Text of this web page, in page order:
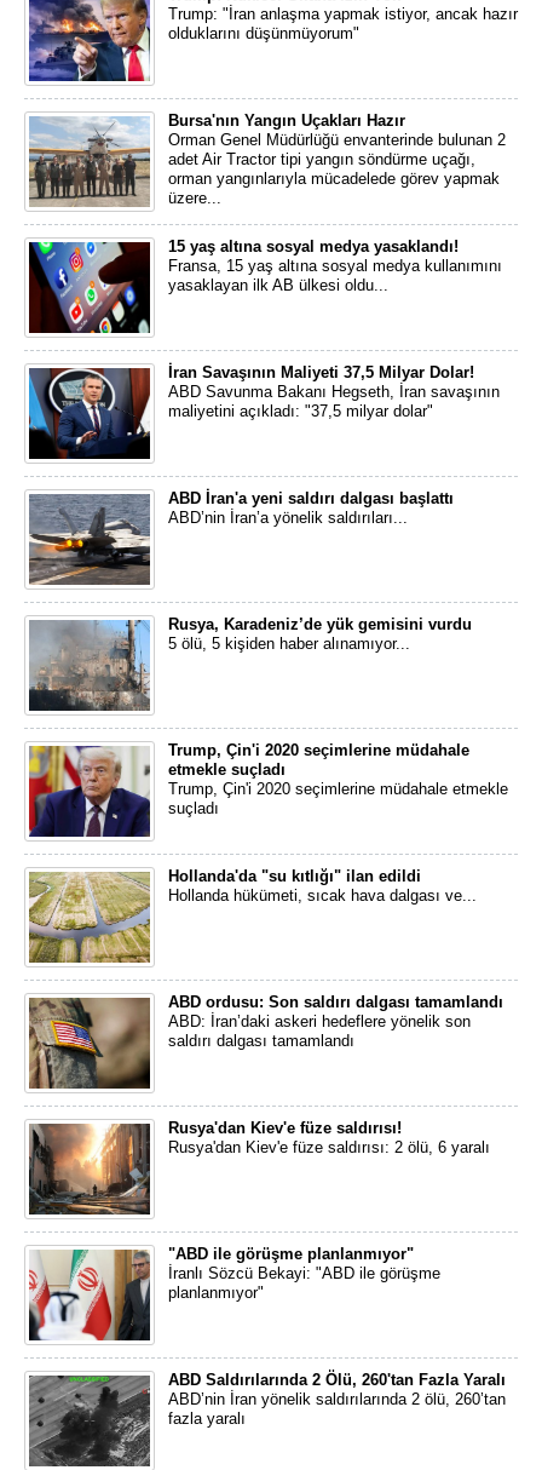
Trump: "İran anlaşma yapmak istiyor, ancak hazır
olduklarını düşünmüyorum"
Bursa'nın Yangın Uçakları Hazır
Orman Genel Müdürlüğü envanterinde bulunan 2
adet Air Tractor tipi yangın söndürme uçağı,
orman yangınlarıyla mücadelede görev yapmak
üzere...
15 yaş altına sosyal medya yasaklandı!
Fransa, 15 yaş altına sosyal medya kullanımını
yasaklayan ilk AB ülkesi oldu...
İran Savaşının Maliyeti 37,5 Milyar Dolar!
ABD Savunma Bakanı Hegseth, İran savaşının
maliyetini açıkladı: "37,5 milyar dolar"
ABD İran'a yeni saldırı dalgası başlattı
ABD’nin İran’a yönelik saldırıları...
Rusya, Karadeniz’de yük gemisini vurdu
5 ölü, 5 kişiden haber alınamıyor...
Trump, Çin'i 2020 seçimlerine müdahale
etmekle suçladı
Trump, Çin'i 2020 seçimlerine müdahale etmekle
suçladı
Hollanda'da "su kıtlığı" ilan edildi
Hollanda hükümeti, sıcak hava dalgası ve...
ABD ordusu: Son saldırı dalgası tamamlandı
ABD: İran’daki askeri hedeflere yönelik son
saldırı dalgası tamamlandı
Rusya'dan Kiev'e füze saldırısı!
Rusya'dan Kiev'e füze saldırısı: 2 ölü, 6 yaralı
"ABD ile görüşme planlanmıyor"
İranlı Sözcü Bekayi: "ABD ile görüşme
planlanmıyor"
ABD Saldırılarında 2 Ölü, 260'tan Fazla Yaralı
ABD’nin İran yönelik saldırılarında 2 ölü, 260’tan
fazla yaralı